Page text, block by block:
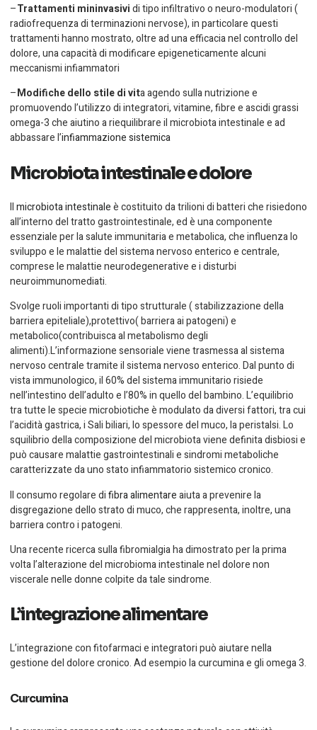
–Trattamenti mininvasividi tipo infiltrativo o neuro-modulatori (
radiofrequenza di terminazioni nervose), in particolare questi
trattamenti hanno mostrato, oltre ad una efficacia nel controllo del
dolore, una capacità di modificare epigeneticamente alcuni
meccanismi infiammatori
–Modifiche dello stile di vita agendo sulla nutrizione e
promuovendo l’utilizzo di integratori, vitamine, fibre e ascidi grassi
omega-3 che aiutino a riequilibrare il microbiota intestinale e ad
abbassare l’infiammazione sistemica
Microbiota intestinale e dolore
Ilmicrobiota intestinaleè costituito da trilioni di batteri che risiedono
all’interno del tratto gastrointestinale, ed è una componente
essenziale per la salute immunitaria e metabolica, che influenza lo
sviluppo e le malattie del sistema nervoso enterico e centrale,
comprese le malattie neurodegenerative e i disturbi
neuroimmunomediati.
Svolge ruoli importanti di tipo strutturale ( stabilizzazione della
barriera epiteliale),protettivo( barriera ai patogeni) e
metabolico(contribuisca al metabolismo degli
alimenti).L’informazione sensoriale viene trasmessa al sistema
nervoso centrale tramite il sistema nervoso enterico. Dal punto di
vista immunologico, il 60% del sistema immunitario risiede
nell’intestino dell’adulto e l’80% in quello del bambino. L’equilibrio
tra tutte le specie microbiotiche è modulato da diversi fattori, tra cui
l’acidità gastrica, i Sali biliari, lo spessore del muco, la peristalsi. Lo
squilibrio della composizione del microbiota viene definita disbiosi e
può causare malattie gastrointestinali e sindromi metaboliche
caratterizzate da uno stato infiammatorio sistemico cronico.
Il consumo regolare difibra alimentareaiuta a prevenire la
disgregazione dello strato di muco, che rappresenta, inoltre, una
barriera contro i patogeni.
Una recente ricerca sulla fibromialgia ha dimostrato per la prima
volta l’alterazione del microbioma intestinale nel dolore non
viscerale nelle donne colpite da tale sindrome.
L’integrazione alimentare
L’integrazione con fitofarmaci e integratori può aiutare nella
gestione del dolore cronico. Ad esempio la curcumina e gli omega 3.
Curcumina